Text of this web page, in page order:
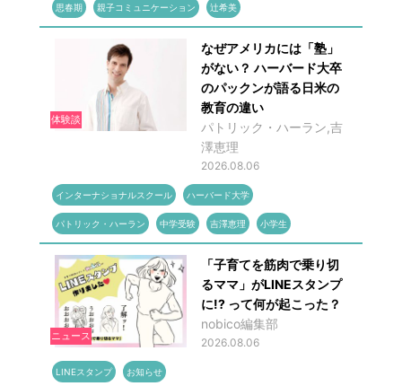
思春期 親子コミュニケーション 辻希美
体験談
なぜアメリカには「塾」
がない？ ハーバード大卒
のパックンが語る日米の
教育の違い
パトリック・ハーラン,吉
澤恵理
2026.08.06
インターナショナルスクール ハーバード大学
パトリック・ハーラン 中学受験 吉澤恵理 小学生
ニュース
「子育てを筋肉で乗り切
るママ」がLINEスタンプ
に!? って何が起こった？
nobico編集部
2026.08.06
LINEスタンプ お知らせ